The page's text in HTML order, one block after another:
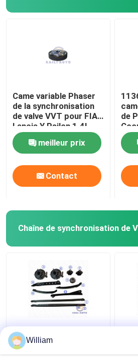
Came variable Phaser
de la synchronisation
de valve VVT pour FIAT
Lancia Y Psilon 1.4L
55213710
meilleur prix
Contact
de
Chaîne de synchronisation de
expédition
F6TZ6268AA de Kit
For FORD F350 F250
William